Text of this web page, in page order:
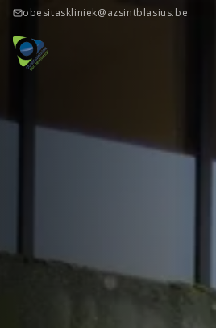
obesitaskliniek@azsintblasius.be